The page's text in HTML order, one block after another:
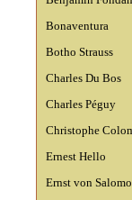
Bonaventura
Botho Strauss
Charles Du Bos
Charles Péguy
Christophe
Ernest Hello
Ernst von